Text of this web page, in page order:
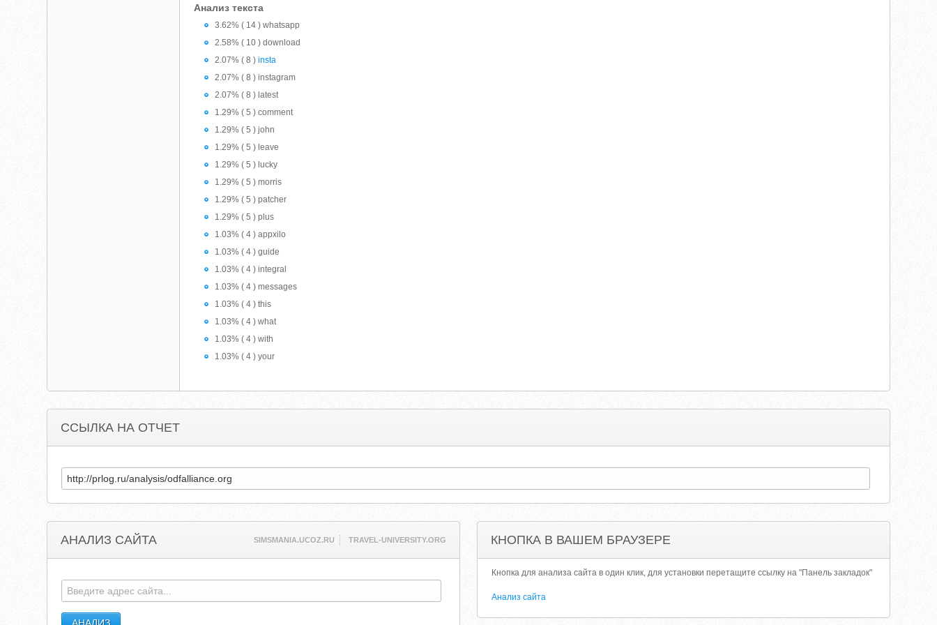
Анализ текста
3.62% ( 14 ) whatsapp
2.58% ( 10 ) download
2.07% ( 8 )insta
2.07% ( 8 ) instagram
2.07% ( 8 ) latest
1.29% ( 5 ) comment
1.29% ( 5 ) john
1.29% ( 5 ) leave
1.29% ( 5 ) lucky
1.29% ( 5 ) morris
1.29% ( 5 ) patcher
1.29% ( 5 ) plus
1.03% ( 4 ) appxilo
1.03% ( 4 ) guide
1.03% ( 4 ) integral
1.03% ( 4 ) messages
1.03% ( 4 ) this
1.03% ( 4 ) what
1.03% ( 4 ) with
1.03% ( 4 ) your
ССЫЛКА НА ОТЧЕТ
АНАЛИЗ САЙТА SIMSMANIA.UCOZ.RU TRAVEL-UNIVERSITY.ORG КНОПКА В ВАШЕМ БРАУЗЕРЕ
Кнопка для анализа сайта в один клик, для установки перетащите ссылку на "Панель закладок"
Анализ сайта